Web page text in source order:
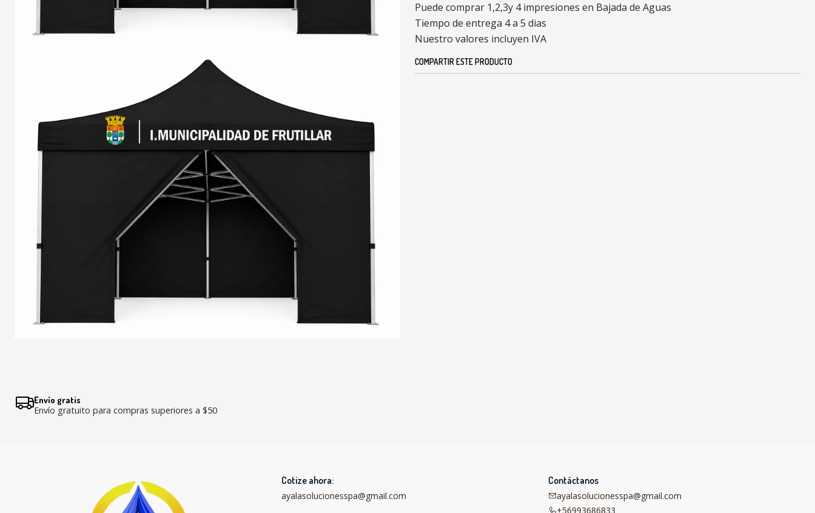
Puede comprar 1,2,3y 4 impresiones en Bajada de Aguas
Tiempo de entrega 4 a 5 dias
Nuestro valores incluyen IVA
COMPARTIR ESTE PRODUCTO
Envío gratis
Envío gratuito para compras superiores a $50
Cotize ahora:
ayalasolucionesspa@gmail.com
Contáctanos
ayalasolucionesspa@gmail.com
+56993686833